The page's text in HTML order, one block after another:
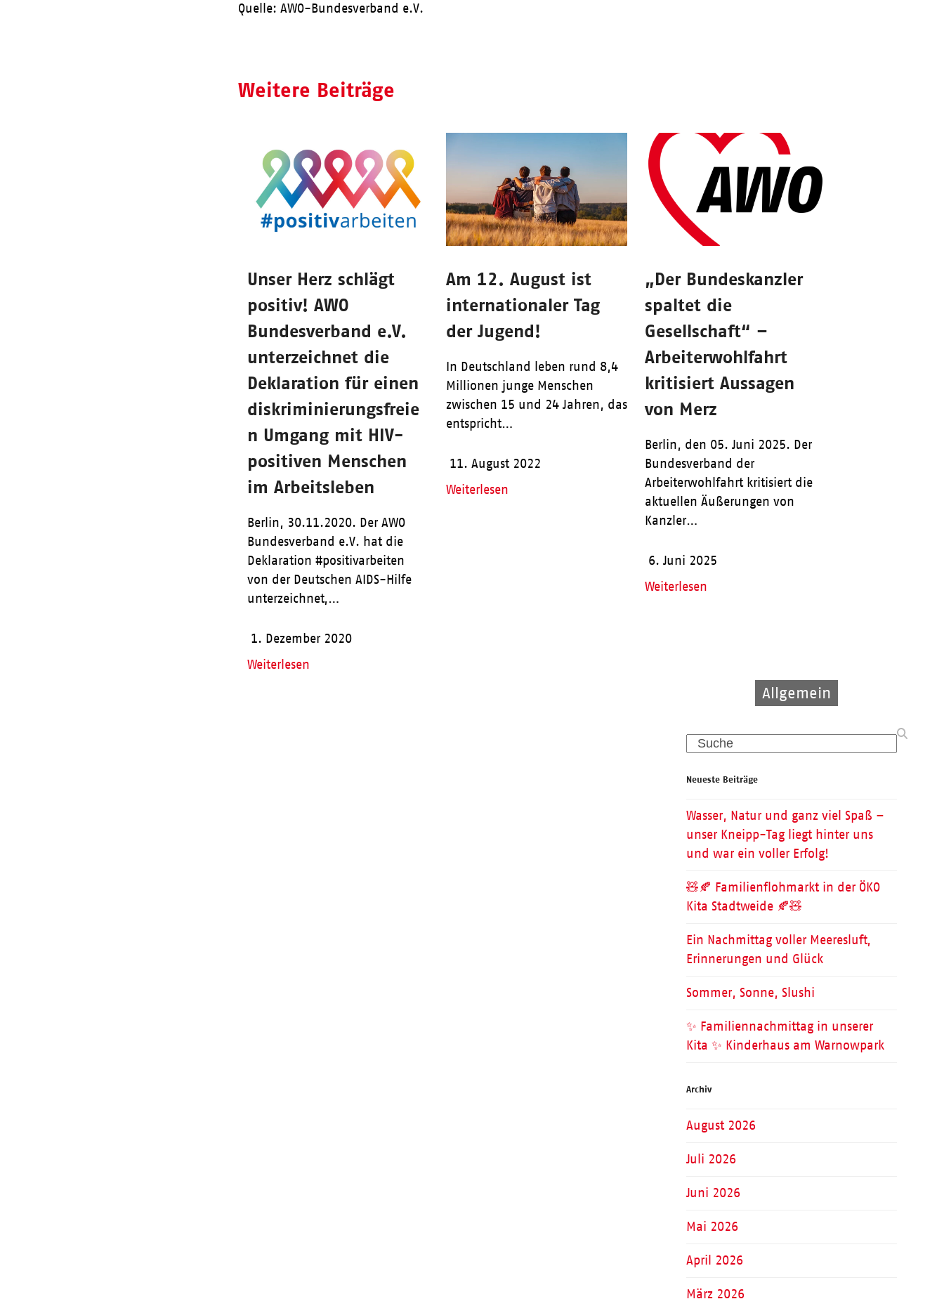
Quelle: AWO-Bundesverband e.V.
Weitere Beiträge
Allgemein
Unser Herz schlägt
positiv! AWO
Bundesverband e.V.
unterzeichnet die
Deklaration für einen
diskriminierungsfreie
n Umgang mit HIV-
positiven Menschen
im Arbeitsleben
Berlin, 30.11.2020. Der AWO
Bundesverband e.V. hat die
Deklaration #positivarbeiten
von der Deutschen AIDS-Hilfe
unterzeichnet,…
1. Dezember 2020
Weiterlesen
Allgemein
Am 12. August ist
internationaler Tag
der Jugend!
In Deutschland leben rund 8,4
Millionen junge Menschen
zwischen 15 und 24 Jahren, das
entspricht…
11. August 2022
Weiterlesen
Allgemein
„Der Bundeskanzler
spaltet die
Gesellschaft“ –
Arbeiterwohlfahrt
kritisiert Aussagen
von Merz
Berlin, den 05. Juni 2025. Der
Bundesverband der
Arbeiterwohlfahrt kritisiert die
aktuellen Äußerungen von
Kanzler…
6. Juni 2025
Weiterlesen
Search
Neueste Beiträge
Wasser, Natur und ganz viel Spaß –
unser Kneipp-Tag liegt hinter uns
und war ein voller Erfolg!
🧸🍂 Familienflohmarkt in der ÖKO
Kita Stadtweide 🍂🧸
Ein Nachmittag voller Meeresluft,
Erinnerungen und Glück
Sommer, Sonne, Slushi
✨ Familiennachmittag in unserer
Kita ✨ Kinderhaus am Warnowpark
Archiv
August 2026
Juli 2026
Juni 2026
Mai 2026
April 2026
März 2026